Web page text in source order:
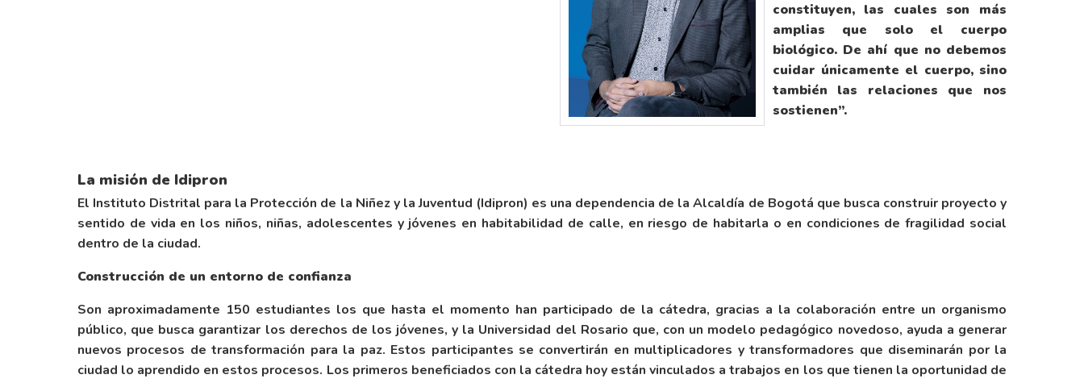
constituyen, las cuales son más
amplias que solo el cuerpo
biológico. De ahí que no debemos
cuidar únicamente el cuerpo, sino
también las relaciones que nos
sostienen”.
La misión de Idipron
El Instituto Distrital para la Protección de la Niñez y la Juventud (Idipron) es una dependencia de la Alcaldía de Bogotá que busca construir proyecto y
sentido de vida en los niños, niñas, adolescentes y jóvenes en habitabilidad de calle, en riesgo de habitarla o en condiciones de fragilidad social
dentro de la ciudad.
Construcción de un entorno de confianza
Son aproximadamente 150 estudiantes los que hasta el momento han participado de la cátedra, gracias a la colaboración entre un organismo
público, que busca garantizar los derechos de los jóvenes, y la Universidad del Rosario que, con un modelo pedagógico novedoso, ayuda a generar
nuevos procesos de transformación para la paz. Estos participantes se convertirán en multiplicadores y transformadores que diseminarán por la
ciudad lo aprendido en estos procesos. Los primeros beneficiados con la cátedra hoy están vinculados a trabajos en los que tienen la oportunidad de